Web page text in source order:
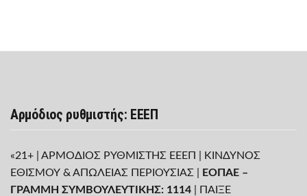
Αρμόδιος ρυθμιστής: ΕΕΕΠ
«21+ | ΑΡΜΟΔΙΟΣ ΡΥΘΜΙΣΤΗΣ ΕΕΕΠ | ΚΙΝΔΥΝΟΣ
ΕΘΙΣΜΟΥ & ΑΠΩΛΕΙΑΣ ΠΕΡΙΟΥΣΙΑΣ |
ΕΟΠΑΕ –
ΓΡΑΜΜΗ ΣΥΜΒΟΥΛΕΥΤΙΚΗΣ: 1114 | ΠΑΙΞΕ